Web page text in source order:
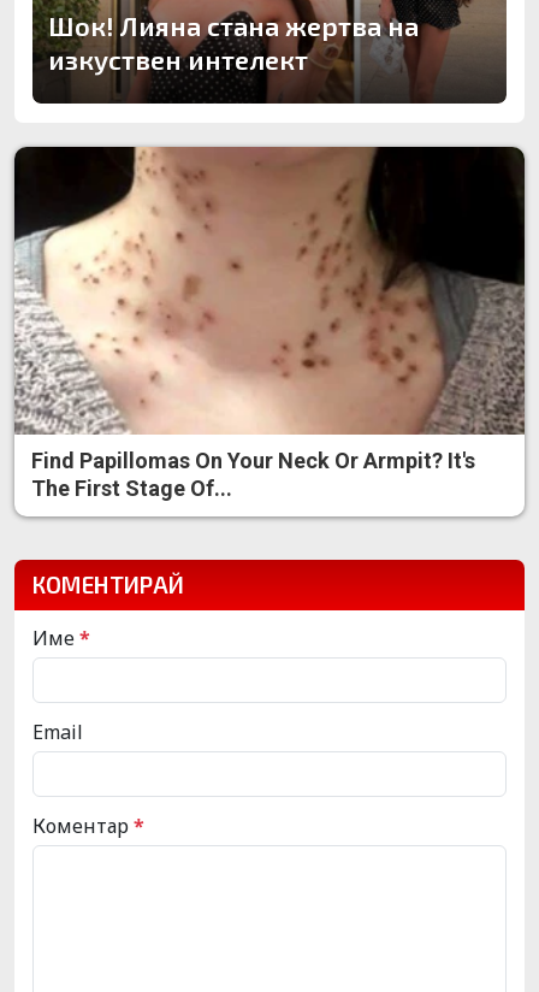
Шок! Лияна стана жертва на
изкуствен интелект
Find Papillomas On Your Neck Or Armpit? It's
The First Stage Of...
КОМЕНТИРАЙ
Име*
Email
Коментар*